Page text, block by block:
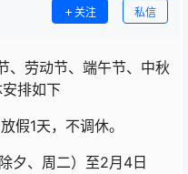
关注 私信
劳动节、端午节、中秋
排如下
假1天，不调休。
夕、周二）至2月4日